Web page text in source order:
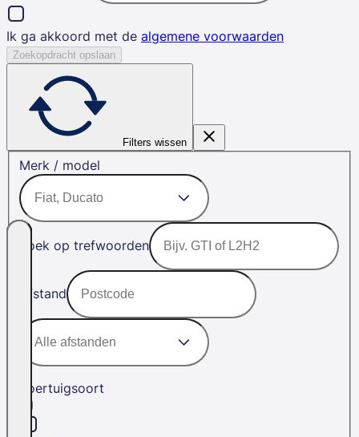
Ik ga akkoord met de algemene voorwaarden
Zoekopdracht opslaan
Filters wissen
Merk / model
Zoek op trefwoorden
Afstand
Voertuigsoort